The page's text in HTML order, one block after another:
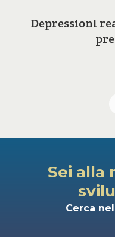
Depressioni
Sei alla
Cerca